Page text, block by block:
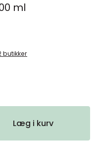
ml
butikker
Læg i kurv